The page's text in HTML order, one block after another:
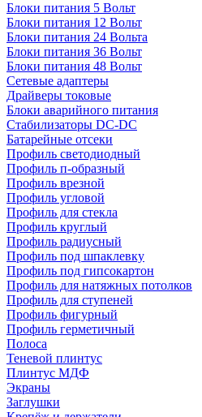
Блоки питания 5 Вольт
Блоки питания 12 Вольт
Блоки питания 24 Вольта
Блоки питания 36 Вольт
Блоки питания 48 Вольт
Сетевые адаптеры
Драйверы токовые
Блоки аварийного питания
Стабилизаторы DC-DC
Батарейные отсеки
Профиль светодиодный
Профиль п-образный
Профиль врезной
Профиль угловой
Профиль для стекла
Профиль круглый
Профиль радиусный
Профиль под шпаклевку
Профиль под гипсокартон
Профиль для натяжных потолков
Профиль для ступеней
Профиль фигурный
Профиль герметичный
Полоса
Теневой плинтус
Плинтус МДФ
Экраны
Заглушки